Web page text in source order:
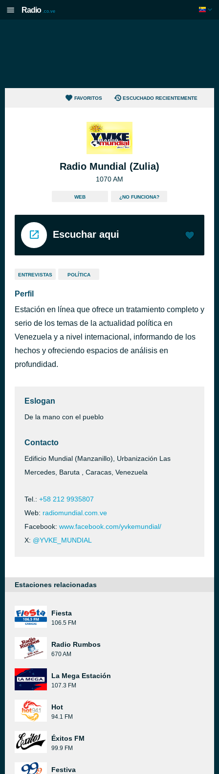
Radio .co.ve
FAVORITOS ESCUCHADO RECIENTEMENTE
Radio Mundial (Zulia)
1070 AM
WEB ¿NO FUNCIONA?
Escuchar aqui
ENTREVISTAS POLÍTICA
Perfil
Estación en línea que ofrece un tratamiento completo y
serio de los temas de la actualidad política en
Venezuela y a nivel internacional, informando de los
hechos y ofreciendo espacios de análisis en
profundidad.
Eslogan
De la mano con el pueblo
Contacto
Edificio Mundial (Manzanillo), Urbanización Las
Mercedes, Baruta , Caracas, Venezuela
Tel.: +58 212 9935807
Web: radiomundial.com.ve
Facebook: www.facebook.com/yvkemundial/
X: @YVKE_MUNDIAL
Estaciones relacionadas
Fiesta
106.5 FM
Radio Rumbos
670 AM
La Mega Estación
107.3 FM
Hot
94.1 FM
Éxitos FM
99.9 FM
Festiva